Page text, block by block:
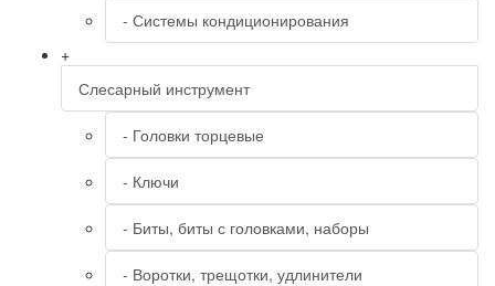
- Системы кондиционирования
+
Слесарный инструмент
- Головки торцевые
- Ключи
- Биты, биты с головками, наборы
- Воротки, трещотки, удлинители